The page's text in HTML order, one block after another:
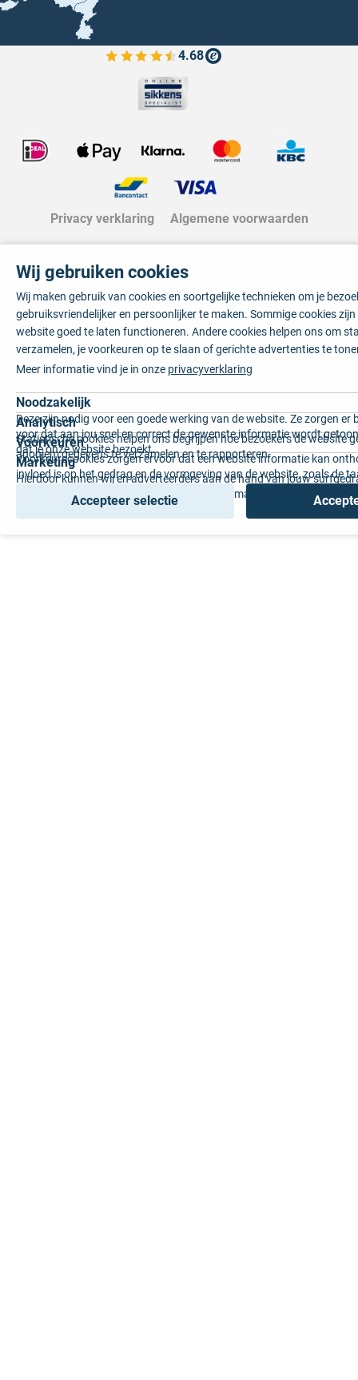
4.68
Bekijk de verfplaza beoordelingen
Privacy verklaring Algemene voorwaarden
Wij gebruiken cookies
Wij maken gebruik van cookies en soortgelijke technieken om je
gebruiksvriendelijker en persoonlijker te maken. Sommige cookies
website goed te laten functioneren. Andere cookies helpen ons om
verzamelen, je voorkeuren op te slaan of gerichte advertenties te
Meer informatie vind je in onze privacyverklaring
Noodzakelijk
Deze zijn nodig voor een goede werking van de website. Ze zorgen er
voor dat aan jou snel en correct de gewenste informatie wordt
dat je onze website bezoekt.
Analytisch
Statistische cookies helpen ons begrijpen hoe bezoekers de website
anoniem gegevens te verzamelen en te rapporteren.
Voorkeuren
Voorkeurscookies zorgen ervoor dat een website informatie kan
invloed is op het gedrag en de vormgeving van de website, zoals de
voorkeur of de regio waar u woont.
Marketing
Hierdoor kunnen wij en adverteerders aan de hand van jouw
gepersonaliseerde online advertenties en op maat gemaakte content
Accepteer selectie